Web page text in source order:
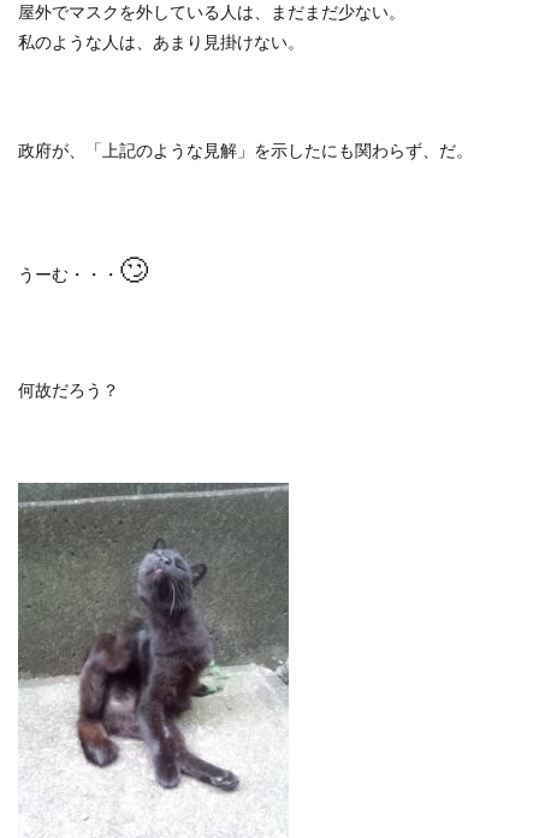
屋外でマスクを外している人は、まだまだ少ない。
私のような人は、あまり見掛けない。
政府が、「上記のような見解」を示したにも関わらず、だ。
うーむ・・・ 🙄
何故だろう？